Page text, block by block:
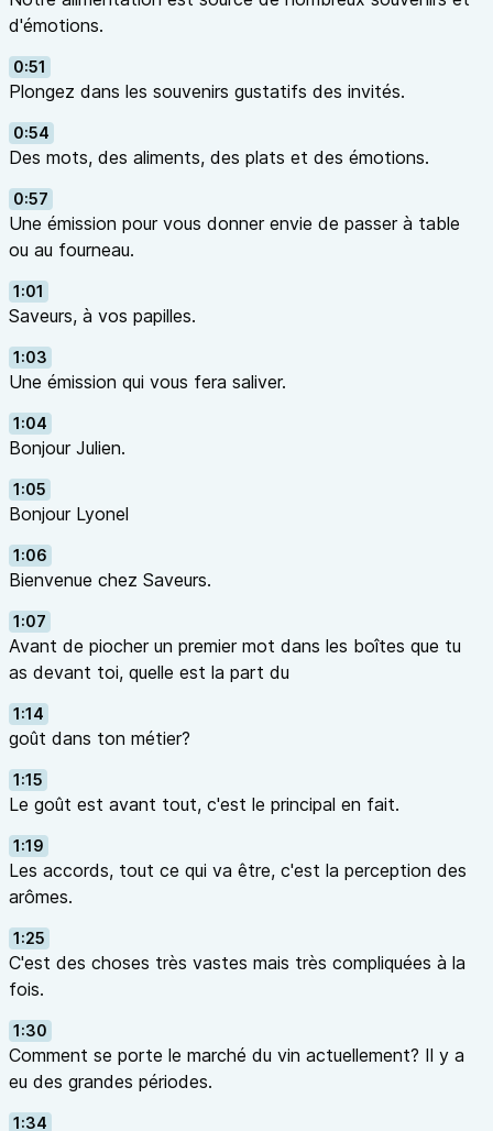
d'émotions.
0:51
Plongez dans les souvenirs gustatifs des invités.
0:54
Des mots, des aliments, des plats et des émotions.
0:57
Une émission pour vous donner envie de passer à table
ou au fourneau.
1:01
Saveurs, à vos papilles.
1:03
Une émission qui vous fera saliver.
1:04
Bonjour Julien.
1:05
Bonjour Lyonel
1:06
Bienvenue chez Saveurs.
1:07
Avant de piocher un premier mot dans les boîtes que tu
as devant toi, quelle est la part du
1:14
goût dans ton métier?
1:15
Le goût est avant tout, c'est le principal en fait.
1:19
Les accords, tout ce qui va être, c'est la perception des
arômes.
1:25
C'est des choses très vastes mais très compliquées à la
fois.
1:30
Comment se porte le marché du vin actuellement? Il y a
eu des grandes périodes.
1:34